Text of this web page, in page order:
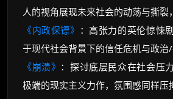
人的视角展现未来社会的动荡与撕裂
《内政保镖》 ：高张力的英伦惊悚
于现代社会背景下的信任危机与政治/
《崩溃》 ：探讨底层民众在社会压
极端的现实主义力作，氛围感同样压